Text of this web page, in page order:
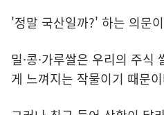
'정말 국산일까?' 하는 의문
밀·콩·가루쌀은 우리의 주식
게 느껴지는 작물이기 때문